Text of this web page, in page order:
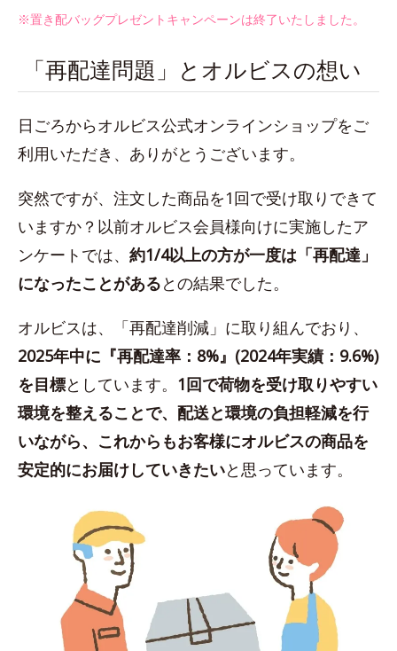
※置き配バッグプレゼントキャンペーンは終了いたしました。
「再配達問題」とオルビスの想い
日ごろからオルビス公式オンラインショップをご
利用いただき、ありがとうございます。
突然ですが、注文した商品を1回で受け取りできて
いますか？以前オルビス会員様向けに実施したア
ンケートでは、 約1/4以上の方が一度は「再配達」
になったことがあるとの結果でした。
オルビスは、「再配達削減」に取り組んでおり、
2025年中に『再配達率：8%』(2024年実績：9.6%)
を目標としています。 1回で荷物を受け取りやすい
環境を整えることで、配送と環境の負担軽減を行
いながら、これからもお客様にオルビスの商品を
安定的にお届けしていきたいと思っています。